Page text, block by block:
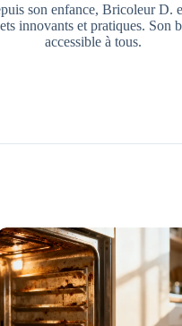
son enfance, Bricoleur D.
innovants et pratiques. Son
accessible à tous.